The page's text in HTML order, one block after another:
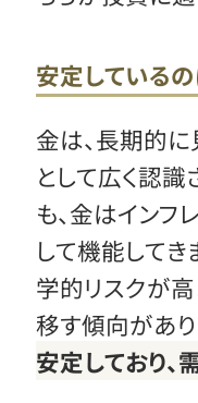
安定している
金は、長期的
として広く認
も、金はイン
して機能して
学的リスクが
移す傾向があり
安定しており、